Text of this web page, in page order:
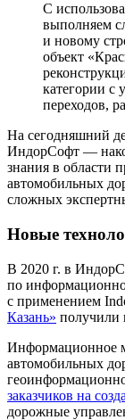
С
выполняем
и новому
объект
категории с
переходов,
На сегодняшний
ИндорСофт —
знания в области
автомобильных
сложных
Новые
В 2020 г. в
по
с применением
Казань» получили
Информационное
автомобильных
заказчиков на
дорожные